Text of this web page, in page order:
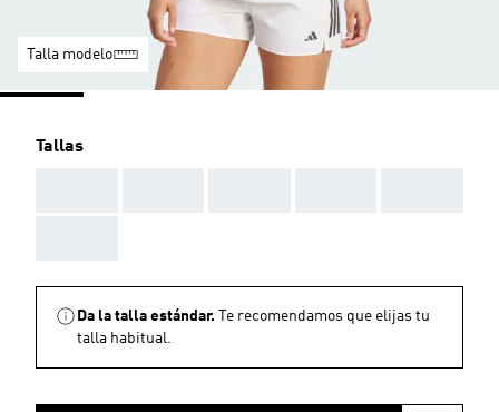
Talla modelo
Tallas
Da la talla estándar.
Te recomendamos que elijas tu
talla habitual.